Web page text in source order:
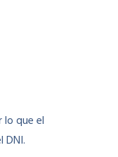
que el
DNI.